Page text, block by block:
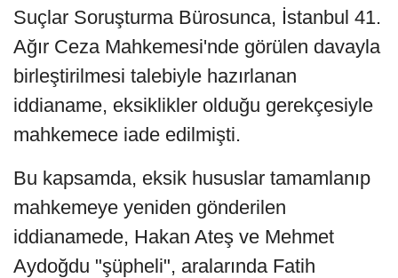
Suçlar Soruşturma Bürosunca, İstanbul 41.
Ağır Ceza Mahkemesi'nde görülen davayla
birleştirilmesi talebiyle hazırlanan
iddianame, eksiklikler olduğu gerekçesiyle
mahkemece iade edilmişti.
Bu kapsamda, eksik hususlar tamamlanıp
mahkemeye yeniden gönderilen
iddianamede, Hakan Ateş ve Mehmet
Aydoğdu "şüpheli", aralarında Fatih